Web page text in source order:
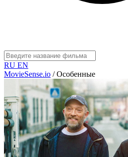
RU EN
MovieSense.io / Особенные